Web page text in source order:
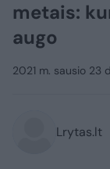
metais:
augo
2021 m. sausio 23
Lrytas.lt